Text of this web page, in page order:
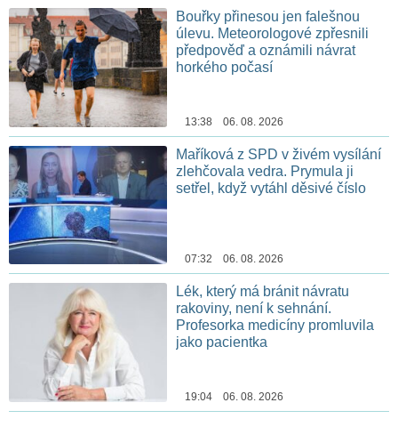
Bouřky přinesou jen falešnou
úlevu. Meteorologové zpřesnili
předpověď a oznámili návrat
horkého počasí
13:38 06. 08. 2026
Maříková z SPD v živém vysílání
zlehčovala vedra. Prymula ji
setřel, když vytáhl děsivé číslo
07:32 06. 08. 2026
Lék, který má bránit návratu
rakoviny, není k sehnání.
Profesorka medicíny promluvila
jako pacientka
19:04 06. 08. 2026